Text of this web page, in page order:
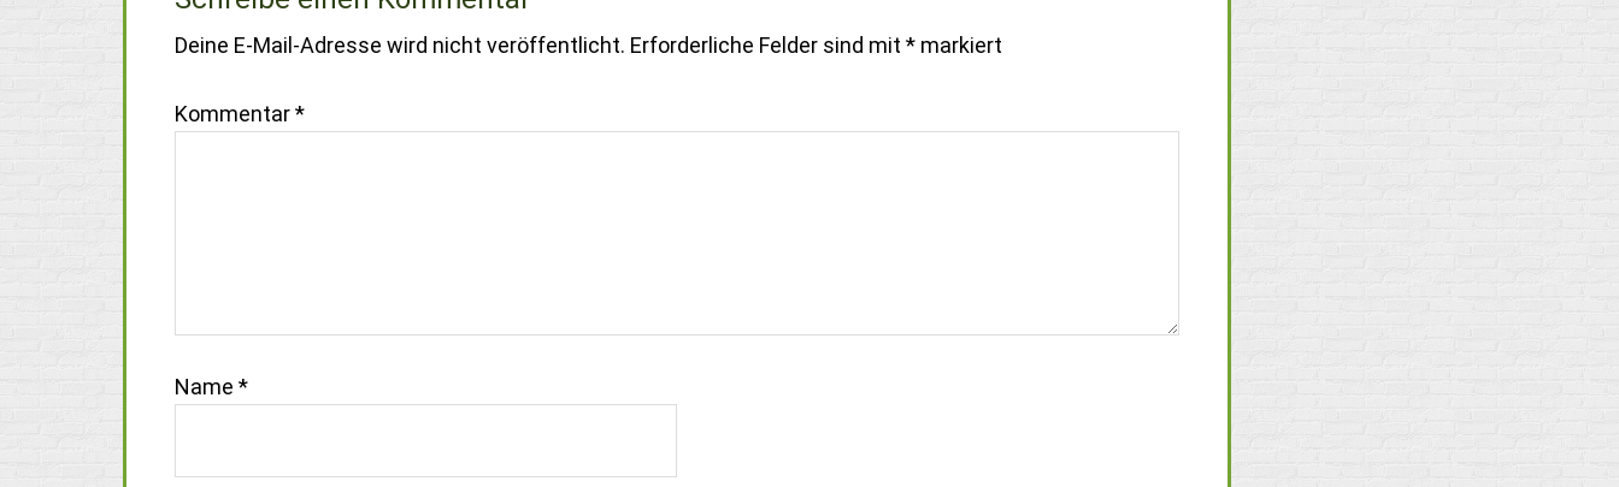
Deine E-Mail-Adresse wird nicht veröffentlicht. Erforderliche Felder sind mit * markiert
Kommentar*
Name *